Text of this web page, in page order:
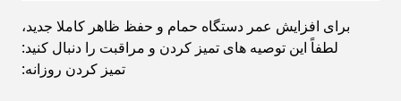
برای افزایش عمر دستگاه حمام و حفظ ظاهر کاملا جدید،
لطفاً این توصیه های تمیز کردن و مراقبت را دنبال کنید:
تمیز کردن روزانه: